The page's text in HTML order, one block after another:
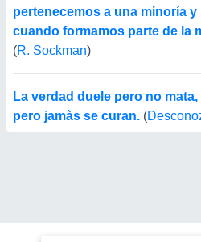
pertenecemos a una minoría
cuando formamos parte de la
(R. Sockman)
La verdad duele pero no
pero jamàs se curan. (